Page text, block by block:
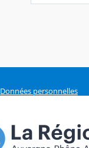
Données personnelles